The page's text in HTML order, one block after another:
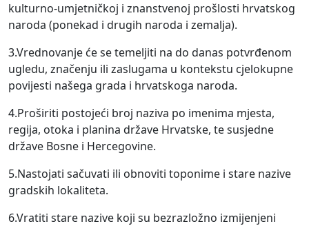
kulturno-umjetničkoj i znanstvenoj prošlosti hrvatskog
naroda (ponekad i drugih naroda i zemalja).
3.Vrednovanje će se temeljiti na do danas potvrđenom
ugledu, značenju ili zaslugama u kontekstu cjelokupne
povijesti našega grada i hrvatskoga naroda.
4.Proširiti postojeći broj naziva po imenima mjesta,
regija, otoka i planina države Hrvatske, te susjedne
države Bosne i Hercegovine.
5.Nastojati sačuvati ili obnoviti toponime i stare nazive
gradskih lokaliteta.
6.Vratiti stare nazive koji su bezrazložno izmijenjeni